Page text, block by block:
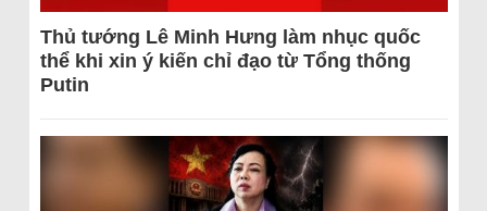
Thủ tướng Lê Minh Hưng làm nhục quốc
thể khi xin ý kiến chỉ đạo từ Tổng thống
Putin